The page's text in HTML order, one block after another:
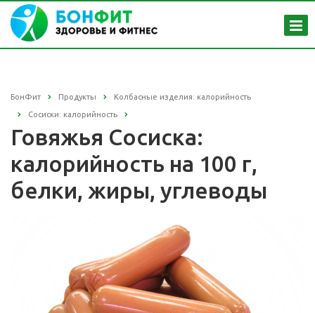
БонФит Продукты Колбасные изделия: калорийность
Сосиски: калорийность
Говяжья Сосиска:
калорийность на 100 г,
белки, жиры, углеводы